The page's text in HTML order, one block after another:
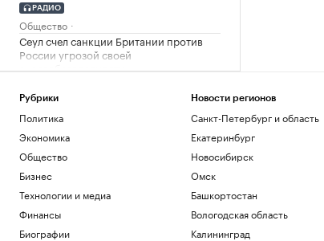
РАДИО
Общество
Сеул счел санкции Британии против
России угрозой своей
энергобезопасности
Рубрики
Политика
Экономика
Общество
Бизнес
Технологии и медиа
Финансы
Биографии
Новости регионов
Санкт-Петербург и область
Екатеринбург
Новосибирск
Омск
Башкортостан
Вологодская область
Калининград